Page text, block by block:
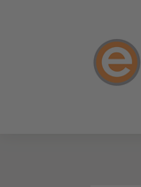
SEITENINHALT
SPRINGEN